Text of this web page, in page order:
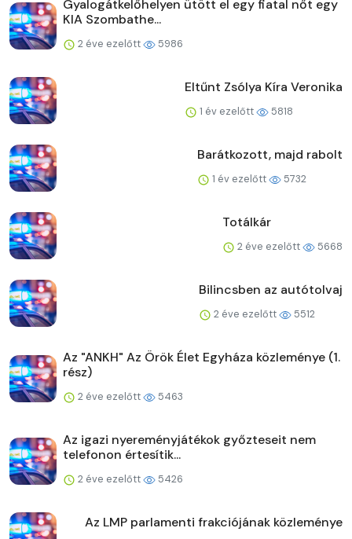
Gyalogátkelőhelyen ütött el egy fiatal nőt egy
KIA Szombathe...
2 éve ezelőtt 5986
Eltűnt Zsólya Kíra Veronika
1 év ezelőtt 5818
Barátkozott, majd rabolt
1 év ezelőtt 5732
Totálkár
2 éve ezelőtt 5668
Bilincsben az autótolvaj
2 éve ezelőtt 5512
Az "ANKH" Az Örök Élet Egyháza közleménye (1.
rész)
2 éve ezelőtt 5463
Az igazi nyereményjátékok győzteseit nem
telefonon értesítik...
2 éve ezelőtt 5426
Az LMP parlamenti frakciójának közleménye